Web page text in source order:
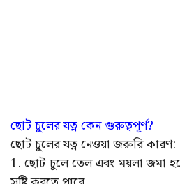
ছোট চুলের যত্ন কেন গুরুত্বপূর্ণ?
ছোট চুলের যত্ন নেওয়া জরুরি কারণ:
1. ছোট চুলে তেল এবং ময়লা জমা হতে